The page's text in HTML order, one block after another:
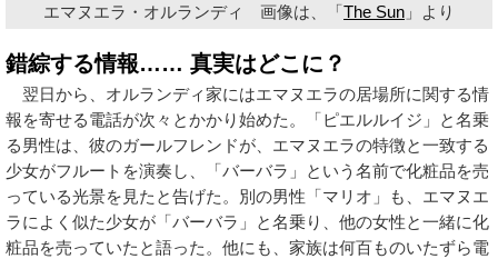
エマヌエラ・オルランディ 画像は、「The Sun 」より
錯綜する情報…… 真実はどこに？
翌日から、オルランディ家にはエマヌエラの居場所に関する情
報を寄せる電話が次々とかかり始めた。「ピエルルイジ」と名乗
る男性は、彼のガールフレンドが、エマヌエラの特徴と一致する
少女がフルートを演奏し、「バーバラ」という名前で化粧品を売
っている光景を見たと告げた。別の男性「マリオ」も、エマヌエ
ラによく似た少女が「バーバラ」と名乗り、他の女性と一緒に化
粧品を売っていたと語った。他にも、家族は何百ものいたずら電